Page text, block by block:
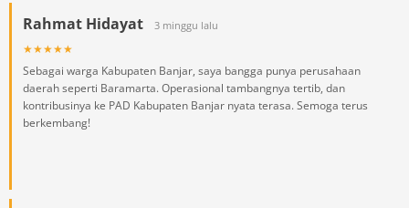
Rahmat Hidayat 3 minggu lalu
★★★★★
Sebagai warga Kabupaten Banjar, saya bangga punya perusahaan
daerah seperti Baramarta. Operasional tambangnya tertib, dan
kontribusinya ke PAD Kabupaten Banjar nyata terasa. Semoga terus
berkembang!